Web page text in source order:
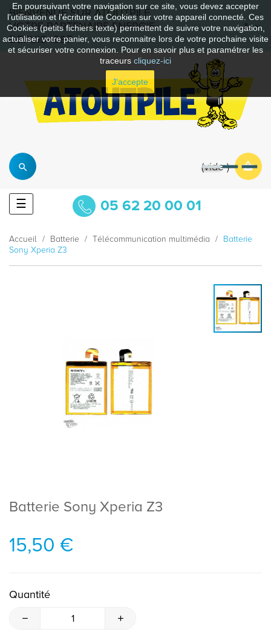
En poursuivant votre navigation sur ce site, vous devez accepter
l’utilisation et l'écriture de Cookies sur votre appareil connecté. Ces
Cookies (petits fichiers texte) permettent de suivre votre navigation,
actualiser votre panier, vous reconnaitre lors de votre prochaine visite
et sécuriser votre connexion. Pour en savoir plus et paramétrer les
traceurs cliquez-ici
J'accepte
BIENVENUE SUR ATOUTPILE
VOTRE PARTENAIRE ENERGIE
DEPUIS 1997
vide
Basculer
la
☰ 05 62 20 00 01
Accueil Batterie Télécommunication multimédia
Batterie
Sony Xperia Z3
Batterie Sony Xperia Z3
15,50 €
Quantité